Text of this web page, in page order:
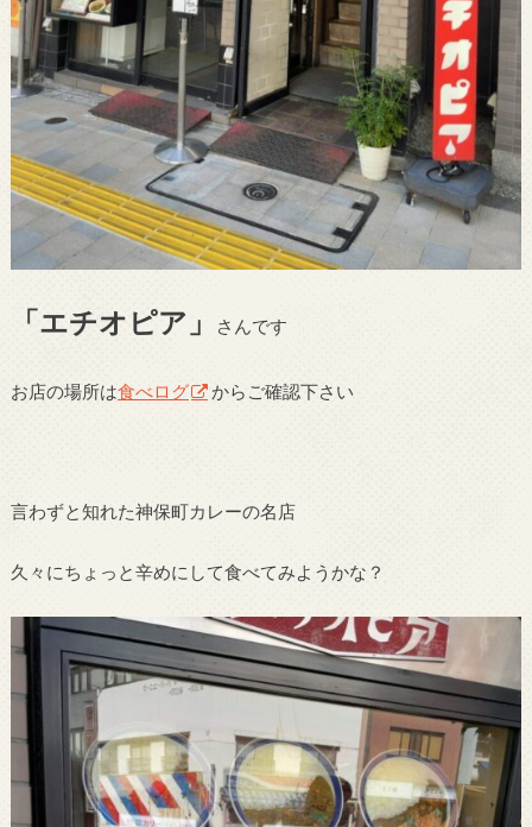
「エチオピア」 さんです
お店の場所は食べログ からご確認下さい
言わずと知れた神保町カレーの名店
久々にちょっと辛めにして食べてみようかな？